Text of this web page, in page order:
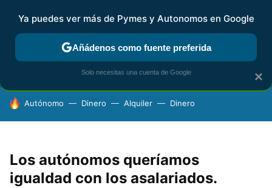
FISCALIDAD Y CONTABILIDAD KIT DIGITAL RENTA
HOY SE HABLA DE
Autónomo Dinero Alquiler Dinero
Los autónomos queríamos
igualdad con los asalariados.
×
Ya puedes ver más de Pymes y Autonomos en Google
Añádenos como fuente preferida
Solo necesitas una cuenta de Google